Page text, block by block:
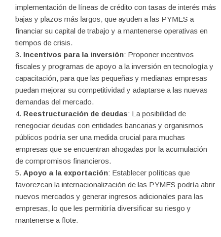
implementación de líneas de crédito con tasas de interés más
bajas y plazos más largos, que ayuden a las PYMES a
financiar su capital de trabajo y a mantenerse operativas en
tiempos de crisis.
Incentivos para la inversión: Proponer incentivos
fiscales y programas de apoyo a la inversión en tecnología y
capacitación, para que las pequeñas y medianas empresas
puedan mejorar su competitividad y adaptarse a las nuevas
demandas del mercado.
Reestructuración de deudas: La posibilidad de
renegociar deudas con entidades bancarias y organismos
públicos podría ser una medida crucial para muchas
empresas que se encuentran ahogadas por la acumulación
de compromisos financieros.
Apoyo a la exportación: Establecer políticas que
favorezcan la internacionalización de las PYMES podría abrir
nuevos mercados y generar ingresos adicionales para las
empresas, lo que les permitiría diversificar su riesgo y
mantenerse a flote.